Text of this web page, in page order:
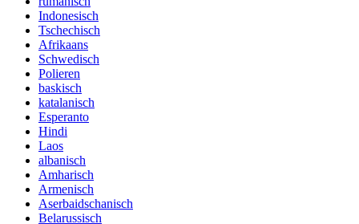
Indonesisch
Tschechisch
Afrikaans
Schwedisch
Polieren
baskisch
katalanisch
Esperanto
Hindi
Laos
albanisch
Amharisch
Armenisch
Aserbaidschanisch
Belarussisch